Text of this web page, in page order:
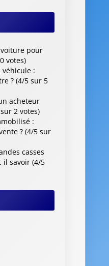
pour
votes)
véhicule :
? (4/5 sur 5
acheteur
2 votes)
:
? (4/5 sur
casses
il savoir (4/5